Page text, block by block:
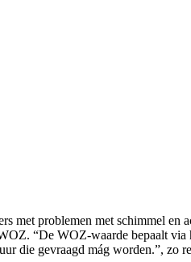
met problemen met schimmel
“De WOZ-waarde bepaalt via
die gevraagd mág worden.”, zo